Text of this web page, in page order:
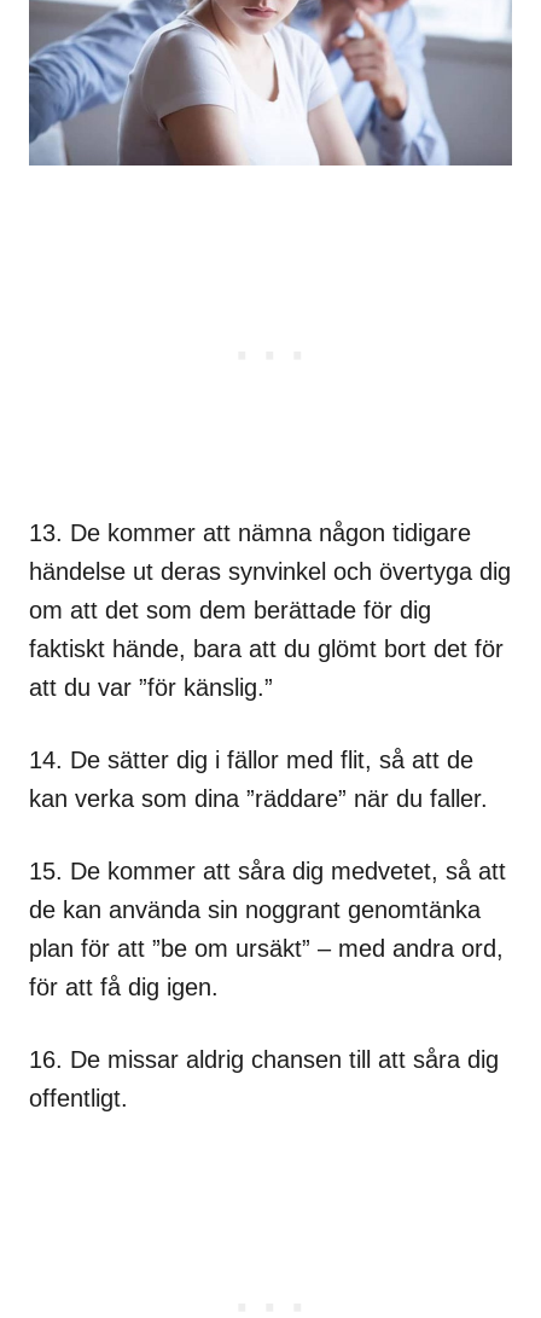
13. De kommer att nämna någon tidigare
händelse ut deras synvinkel och övertyga dig
om att det som dem berättade för dig
faktiskt hände, bara att du glömt bort det för
att du var ”för känslig.”
14. De sätter dig i fällor med flit, så att de
kan verka som dina ”räddare” när du faller.
15. De kommer att såra dig medvetet, så att
de kan använda sin noggrant genomtänka
plan för att ”be om ursäkt” – med andra ord,
för att få dig igen.
16. De missar aldrig chansen till att såra dig
offentligt.